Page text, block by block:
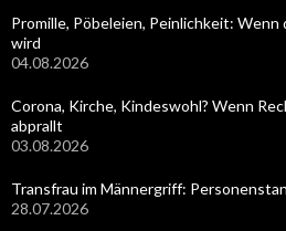
Promille, Pöbeleien, Peinlichkeit: Wenn
wird
04.08.2026
Corona, Kirche, Kindeswohl? Wenn
abprallt
03.08.2026
Transfrau im Männergriff:
28.07.2026